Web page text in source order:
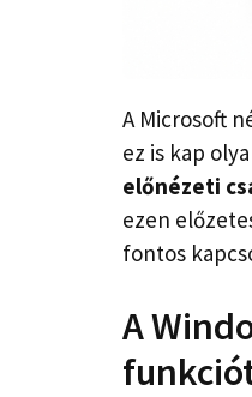
A Microsoft
ez is kap
előnézeti
ezen
fontos
A